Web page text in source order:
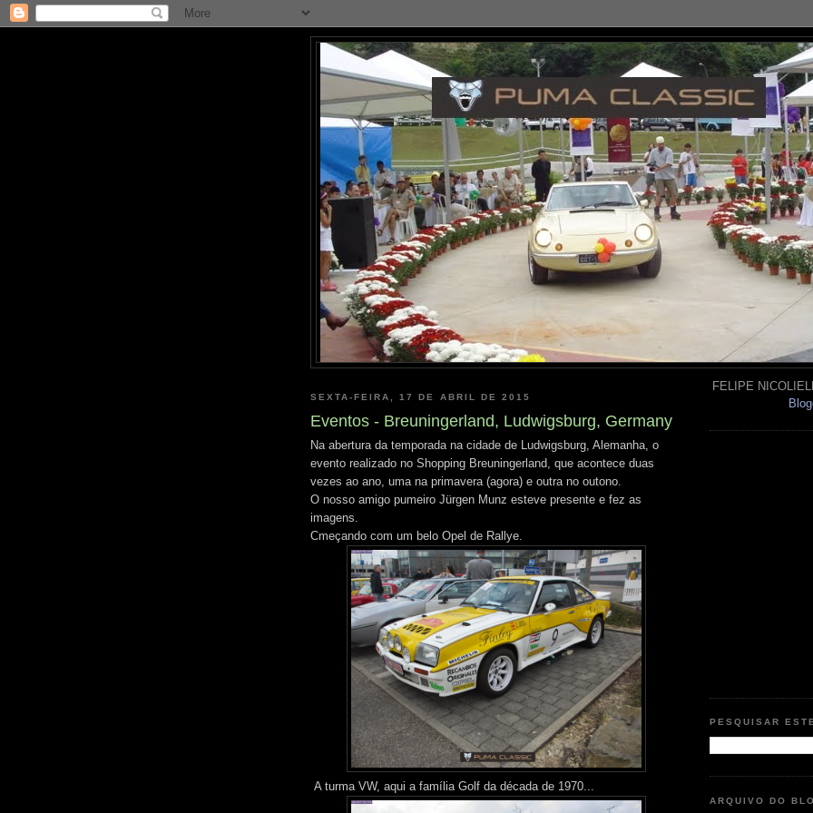
SEXTA-FEIRA, 17 DE ABRIL DE 2015
Eventos - Breuningerland, Ludwigsburg, Germany
Na abertura da temporada na cidade de Ludwigsburg, Alemanha, o
evento realizado no Shopping Breuningerland, que acontece duas
vezes ao ano, uma na primavera (agora) e outra no outono.
O nosso amigo pumeiro Jürgen Munz esteve presente e fez as
imagens.
Cmeçando com um belo Opel de Rallye.
A turma VW, aqui a família Golf da década de 1970...
FELIPE
PESQUISAR
ARQUIVO DO